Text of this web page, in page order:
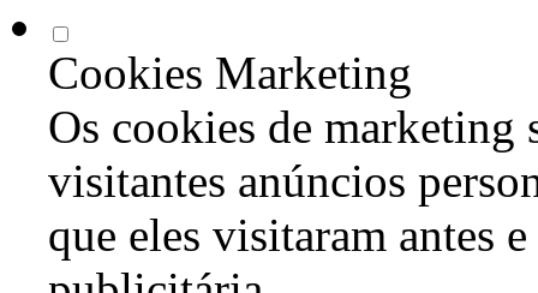
Cookies Marketing
Os cookies de marketing
visitantes anúncios
que eles visitaram antes